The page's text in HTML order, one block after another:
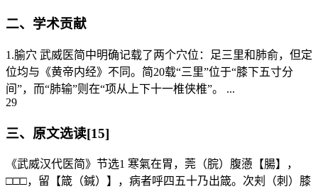
二、学术贡献
1.腧穴 武威医简中明确记载了两个穴位：足三里和肺俞，但定
位均与《黄帝内经》不同。简20载“三里”位于“膝下五寸分
间”，而“肺输”则在“项从上下十一椎侠椎”。 ...
29
三、原文选读[15]
《武威汉代医简》节选1 寒氣在胃，莞（脘）腹懣【腸】，
□□□，留【箴（鍼）】，病者呼四五十乃出箴。次刾（刺）膝